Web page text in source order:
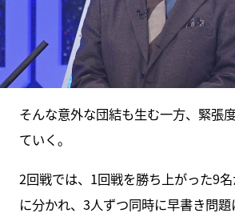
そんな意外な団結も生む一方、緊張
ていく。
2回戦では、1回戦を勝ち上がった9
に分かれ、3人ずつ同時に早書き問